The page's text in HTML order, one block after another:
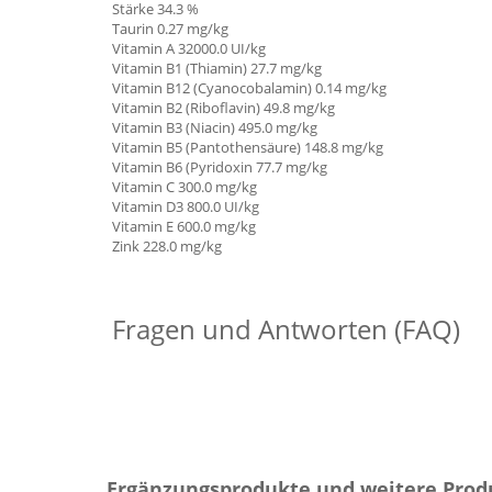
Stärke 34.3 %
Taurin 0.27 mg/kg
Vitamin A32000.0 UI/kg
Vitamin B1 (Thiamin)27.7 mg/kg
Vitamin B12 (Cyanocobalamin) 0.14 mg/kg
Vitamin B2 (Riboflavin) 49.8 mg/kg
Vitamin B3 (Niacin) 495.0 mg/kg
Vitamin B5 (Pantothensäure) 148.8 mg/kg
Vitamin B6 (Pyridoxin 77.7 mg/kg
Vitamin C300.0 mg/kg
Vitamin D3 800.0 UI/kg
Vitamin E 600.0 mg/kg
Zink 228.0 mg/kg
Fragen und Antworten (FAQ)